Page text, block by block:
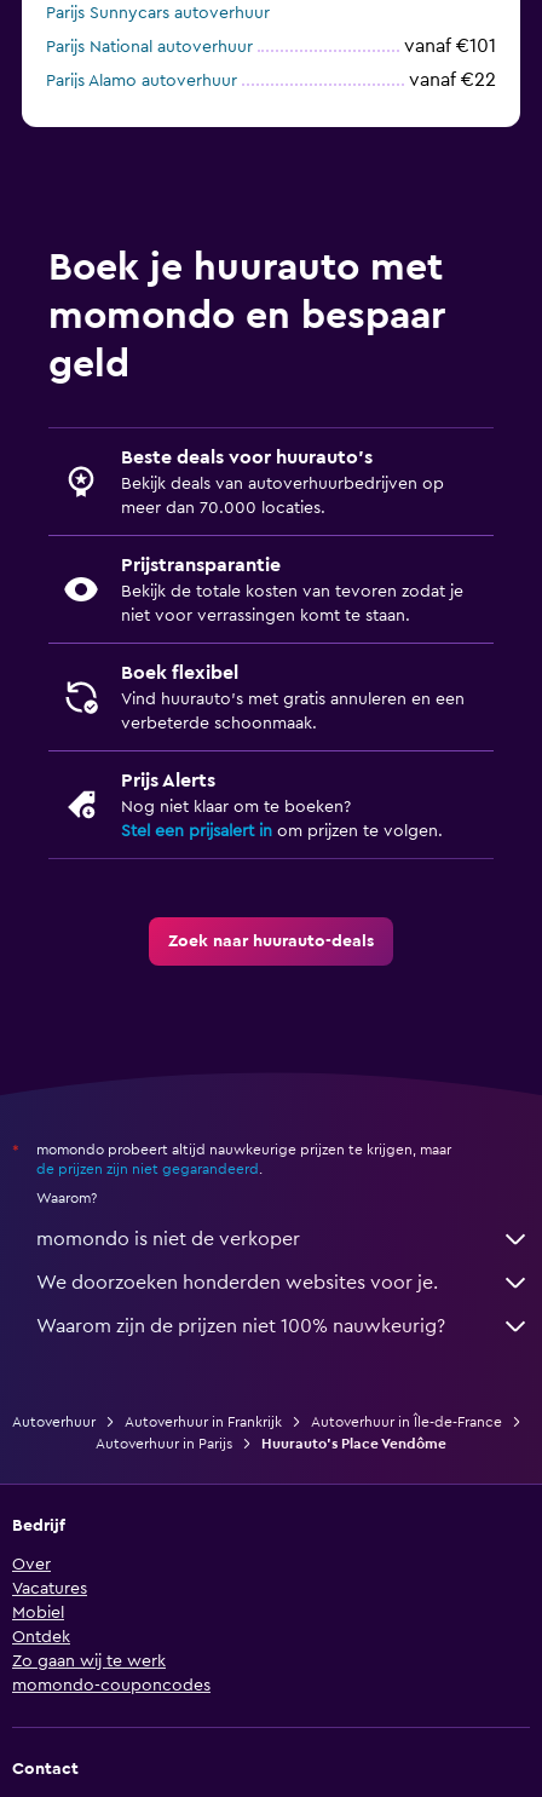
Parijs Sunnycars autoverhuur
Parijs National autoverhuur
vanaf €101
Parijs Alamo autoverhuur vanaf €22
Boek je huurauto met
momondo en bespaar
geld
Beste deals voor huurauto's
Bekijk deals van autoverhuurbedrijven op
meer dan 70.000 locaties.
Prijstransparantie
Bekijk de totale kosten van tevoren zodat je
niet voor verrassingen komt te staan.
Boek flexibel
Vind huurauto's met gratis annuleren en een
verbeterde schoonmaak.
Prijs Alerts
Nog niet klaar om te boeken?
Stel een prijsalert in om prijzen te volgen.
Zoek naar huurauto-deals
*
momondo probeert altijd nauwkeurige prijzen te krijgen, maar
de prijzen zijn niet gegarandeerd .
Waarom?
momondo is niet de verkoper
We doorzoeken honderden websites voor je.
Waarom zijn de prijzen niet 100% nauwkeurig?
Autoverhuur Autoverhuur in Frankrijk
Autoverhuur in Île-de-France
Autoverhuur in Parijs
Huurauto's Place Vendôme
Bedrijf
Over
Vacatures
Mobiel
Ontdek
Zo gaan wij te werk
momondo-couponcodes
Contact